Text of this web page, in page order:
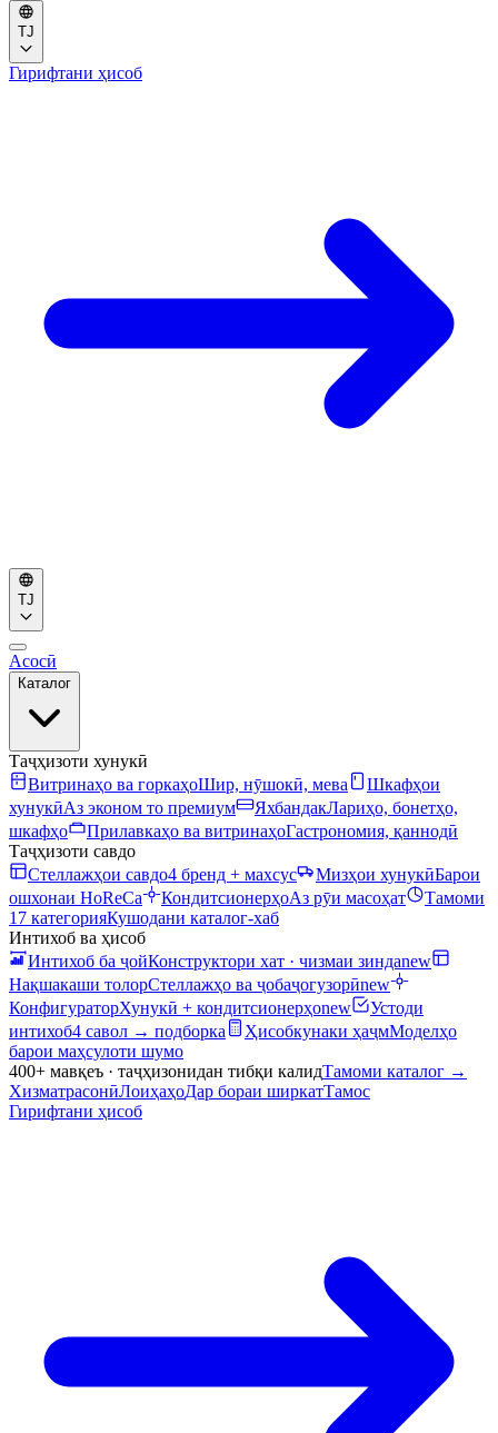
TJ
Гирифтани ҳисоб
TJ
Асосӣ
Каталог
Таҷҳизоти хунукӣ
Витринаҳо ва горкаҳоШир, нӯшокӣ, мева
Шкафҳои
хунукӣАз эконом то премиум ЯхбандакЛариҳо, бонетҳо,
шкафҳо
Прилавкаҳо ва витринаҳоГастрономия, қаннодӣ
Таҷҳизоти савдо
Стеллажҳои савдо4 бренд + махсус Мизҳои хунукӣБарои
ошхонаи HoReCa
КондитсионерҳоАз рӯи масоҳат
Тамоми
17 категорияКушодани каталог-хаб
Интихоб ва ҳисоб
Интихоб ба ҷойКонструктори хат · чизмаи зиндаnew
Нақшакаши толорСтеллажҳо ва ҷобаҷогузорӣnew
КонфигураторХунукӣ + кондитсионерҳоnew
Устоди
интихоб4 савол → подборка Ҳисобкунаки ҳаҷмМоделҳо
барои маҳсулоти шумо
400+ мавқеъ · таҷҳизонидан тибқи калидТамоми каталог →
ХизматрасонӣЛоиҳаҳоДар бораи ширкатТамос
Гирифтани ҳисоб